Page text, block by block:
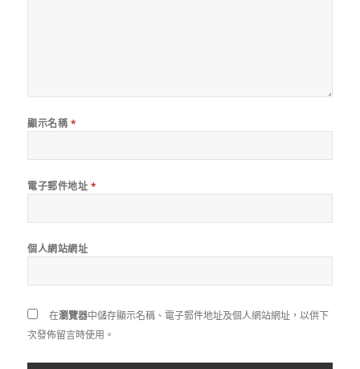
顯示名稱 *
電子郵件地址 *
個人網站網址
在瀏覽器中儲存顯示名稱、電子郵件地址及個人網站網址，以供下
次發佈留言時使用。